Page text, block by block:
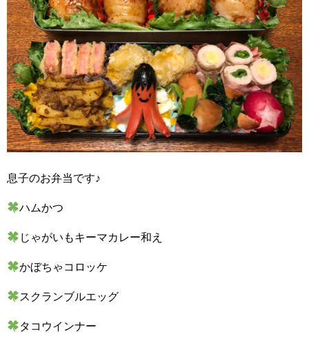
息子のお弁当です♪
ハムかつ
じゃがいもキーマカレー和え
かぼちゃコロッケ
スクランブルエッグ
タコウインナー